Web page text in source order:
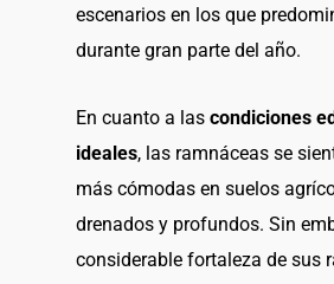
escenarios en los que
durante gran parte del año.
En cuanto a las condiciones
ideales, las ramnáceas se
más cómodas en suelos
drenados y profundos. Sin
considerable fortaleza de sus